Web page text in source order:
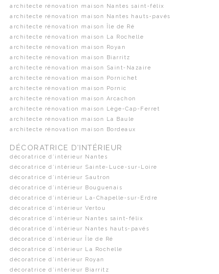
architecte rénovation maison Nantes saint-félix
architecte rénovation maison Nantes hauts-pavés
architecte rénovation maison Île de Ré
architecte rénovation maison La Rochelle
architecte rénovation maison Royan
architecte rénovation maison Biarritz
architecte rénovation maison Saint-Nazaire
architecte rénovation maison Pornichet
architecte rénovation maison Pornic
architecte rénovation maison Arcachon
architecte rénovation maison Lège-Cap-Ferret
architecte rénovation maison La Baule
architecte rénovation maison Bordeaux
DÉCORATRICE D’INTÉRIEUR
décoratrice d’intérieur Nantes
décoratrice d’intérieur Sainte-Luce-sur-Loire
décoratrice d’intérieur Sautron
décoratrice d’intérieur Bouguenais
décoratrice d’intérieur La-Chapelle-sur-Erdre
décoratrice d’intérieur Vertou
décoratrice d’intérieur Nantes saint-félix
décoratrice d’intérieur Nantes hauts-pavés
décoratrice d’intérieur Île de Ré
décoratrice d’intérieur La Rochelle
décoratrice d’intérieur Royan
décoratrice d’intérieur Biarritz